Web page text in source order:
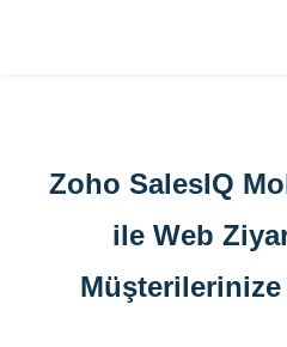
Zoho SalesIQ
ile Web